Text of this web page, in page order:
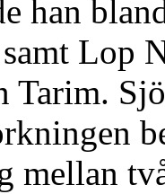
han
samt Lop
Tarim.
mellan